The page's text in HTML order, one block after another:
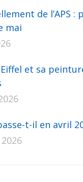
de l’APS
mai
et sa
t-il en avril